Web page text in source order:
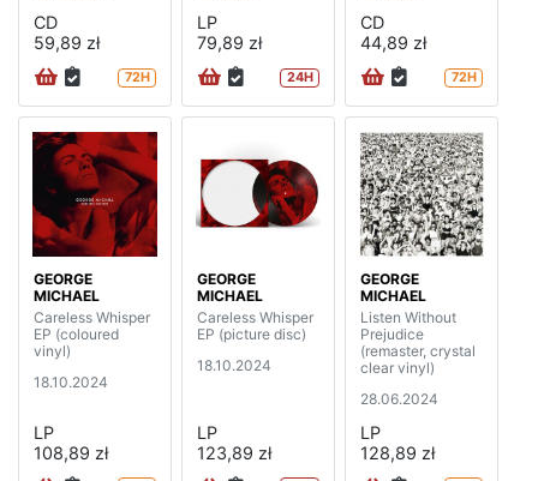
CD
59,89 zł
72H
LP
79,89 zł
24H
CD
44,89 zł
72H
GEORGE
MICHAEL
Careless Whisper
EP (coloured
vinyl)
18.10.2024
LP
108,89 zł
GEORGE
MICHAEL
Careless Whisper
EP (picture disc)
18.10.2024
LP
123,89 zł
GEORGE
MICHAEL
Listen Without
Prejudice
(remaster, crystal
clear vinyl)
28.06.2024
LP
128,89 zł